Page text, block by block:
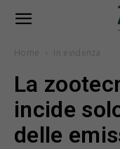
Home In evidenza
La
incide
delle